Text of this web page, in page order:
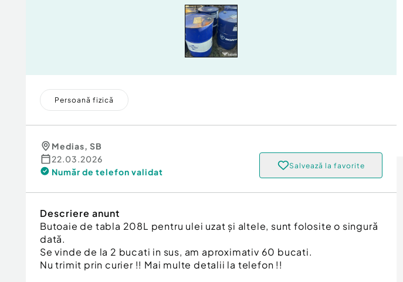
Persoană fizică
Medias, SB
22.03.2026
Număr de telefon validat
Salvează la favorite
Descriere anunt
Butoaie de tabla 208L pentru ulei uzat și altele, sunt folosite o singură
dată.
Se vinde de la 2 bucati in sus, am aproximativ 60 bucati.
Nu trimit prin curier !! Mai multe detalii la telefon !!